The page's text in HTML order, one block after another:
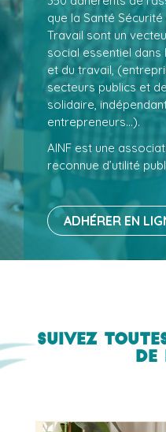
que la Santé
Travail sont un
social essentiel dans
et du travail,
secteurs publics et
solidaire,
entrepreneurs...).
AINF est une
reconnue d’utilité
ADHÉRER EN
Suivez
de